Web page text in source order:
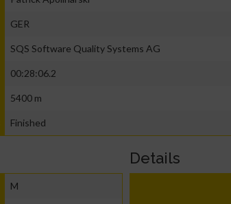
GER
SQS Software Quality Systems AG
00:28:06.2
5400 m
Finished
M
Details